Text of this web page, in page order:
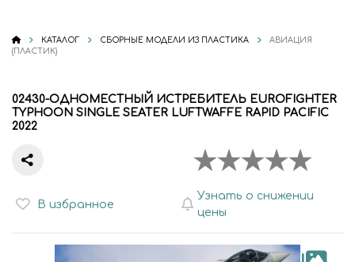
КАТАЛОГ СБОРНЫЕ МОДЕЛИ ИЗ ПЛАСТИКА
АВИАЦИЯ
(ПЛАСТИК)
02430-ОДНОМЕСТНЫЙ ИСТРЕБИТЕЛЬ EUROFIGHTER
TYPHOON SINGLE SEATER LUFTWAFFE RAPID PACIFIC
2022
В избранное
Узнать о снижении
цены